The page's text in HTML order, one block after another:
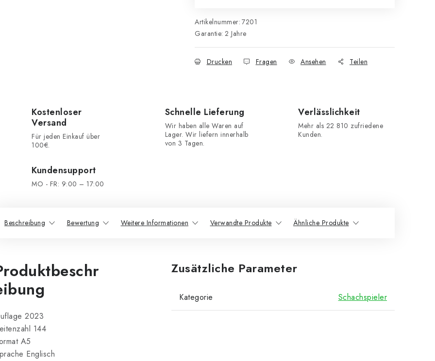
Artikelnummer: 7201
Garantie: 2 Jahre
Drucken Fragen Ansehen Teilen
Kostenloser
Versand
Für jeden Einkauf über
100€.
Schnelle Lieferung
Wir haben alle Waren auf
Lager. Wir liefern innerhalb
von 3 Tagen.
Verlässlichkeit
Mehr als 22 810 zufriedene
Kunden.
Kundensupport
MO - FR: 9:00 – 17:00
Beschreibung Bewertung Weitere Informationen Verwandte Produkte Ähnliche Produkte
2023
144
A5
Englisch
Zusätzliche Parameter
Kategorie Schachspieler